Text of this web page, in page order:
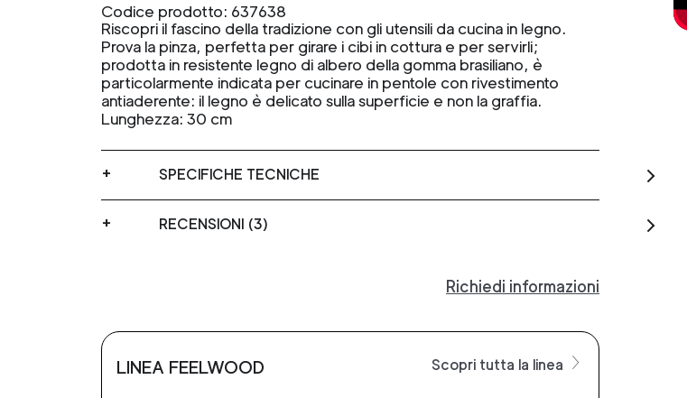
Codice prodotto: 637638
Riscopri il fascino della tradizione con gli utensili da cucina in legno.
Prova la pinza, perfetta per girare i cibi in cottura e per servirli;
prodotta in resistente legno di albero della gomma brasiliano, è
particolarmente indicata per cucinare in pentole con rivestimento
antiaderente: il legno è delicato sulla superficie e non la graffia.
Lunghezza: 30 cm
SPECIFICHE TECNICHE
RECENSIONI (3)
Richiedi informazioni
LINEA FEELWOOD Scopri tutta la linea